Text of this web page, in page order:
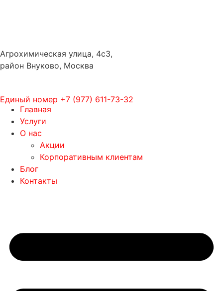
Агрохимическая улица, 4с3,
район Внуково, Москва
Единый номер +7 (977) 611-73-32
Главная
Услуги
О нас
Акции
Корпоративным клиентам
Блог
Контакты